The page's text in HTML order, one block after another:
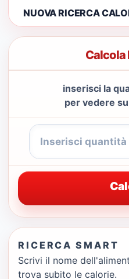
NUOVA RICERCA
Calcola
inserisci la
per vedere
RICERCA SMART
Scrivi il nome
trova subito le calorie.